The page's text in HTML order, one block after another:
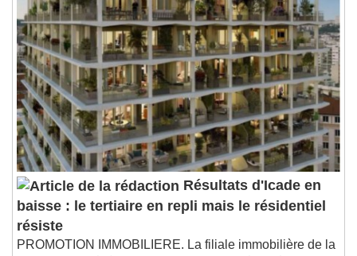
Résultats d'Icade en
baisse : le tertiaire en repli mais le résidentiel
résiste